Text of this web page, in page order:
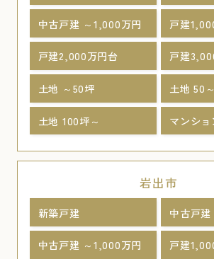
中古戸建 ～1,000万円 戸建
戸建2,000万円台 戸建
土地 ～50坪 土地 50
土地 100坪～ マンショ
岩出市
新築戸建 中古戸建
中古戸建 ～1,000万円 戸建